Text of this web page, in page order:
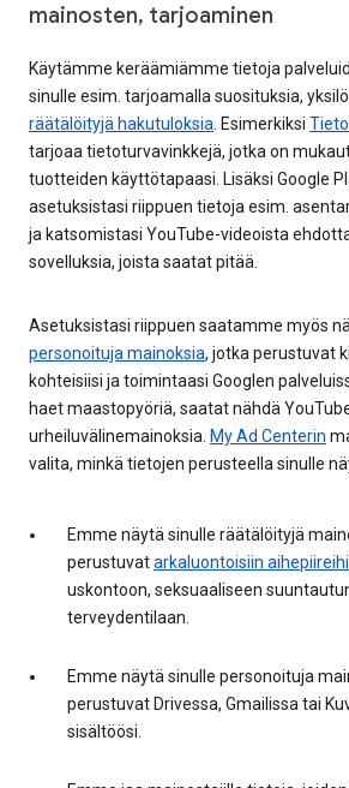
mainosten, tarjoaminen
Käytämme keräämiämme tietoja
sinulle esim. tarjoamalla suosituksia,
räätälöityjä hakutuloksia . Esimerkiksi
tarjoaa tietoturvavinkkejä, jotka on
tuotteiden käyttötapaasi. Lisäksi Google
asetuksistasi riippuen tietoja esim.
ja katsomistasi YouTube-videoista
sovelluksia, joista saatat pitää.
Asetuksistasi riippuen saatamme myös
personoituja mainoksia, jotka perustuvat
kohteisiisi ja toimintaasi Googlen
haet maastopyöriä, saatat nähdä
urheiluvälinemainoksia. My Ad Centerin
valita, minkä tietojen perusteella sinulle
Emme näytä sinulle räätälöityjä
perustuvatarkaluontoisiin
uskontoon, seksuaaliseen
terveydentilaan.
Emme näytä sinulle personoituja
perustuvat Drivessa, Gmailissa tai
sisältöösi.